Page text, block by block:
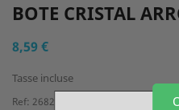
BOTE CRISTAL
8,59 €
Tasse incluse
Ref: 2682207CLM